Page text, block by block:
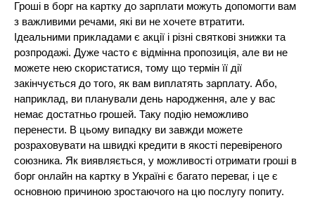
Гроші в борг на картку до зарплати можуть допомогти вам
з важливими речами, які ви не хочете втратити.
Ідеальними прикладами є акції і різні святкові знижки та
розпродажі. Дуже часто є відмінна пропозиція, але ви не
можете нею скористатися, тому що термін її дії
закінчується до того, як вам виплатять зарплату. Або,
наприклад, ви планували день народження, але у вас
немає достатньо грошей. Таку подію неможливо
перенести. В цьому випадку ви завжди можете
розраховувати на швидкі кредити в якості перевіреного
союзника. Як виявляється, у можливості отримати гроші в
борг онлайн на картку в Україні є багато переваг, і це є
основною причиною зростаючого на цю послугу попиту.